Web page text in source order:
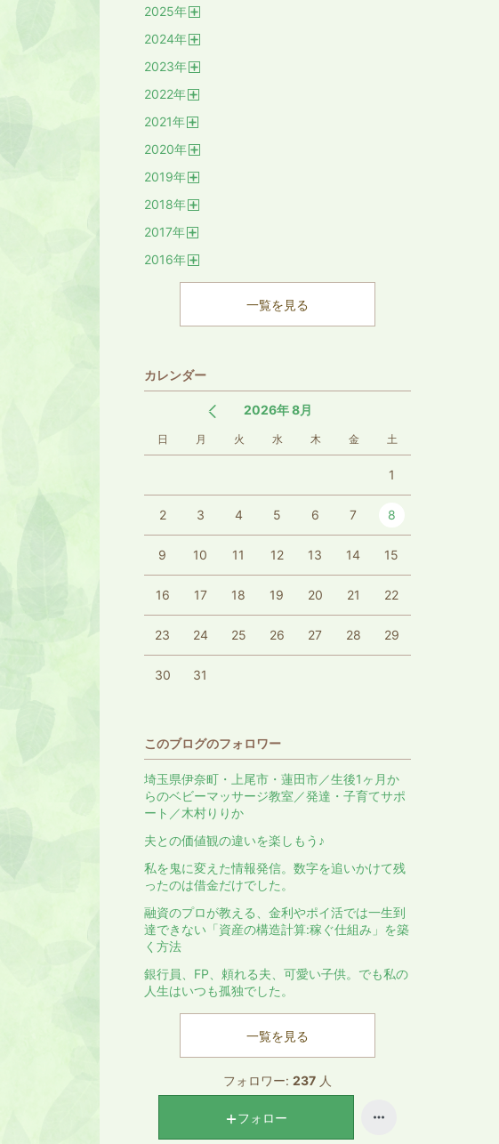
2025年
2024年
2023年
2022年
2021年
2020年
2019年
2018年
2017年
2016年
一覧を見る
カレンダー
2026年 8月
日 月 火 水 木 金 土
1
2 3 4 5 6 7 8
9 10 11 12 13 14 15
16 17 18 19 20 21 22
23 24 25 26 27 28 29
30 31
このブログのフォロワー
埼玉県伊奈町・上尾市・蓮田市／生後1ヶ月か
らのベビーマッサージ教室／発達・子育てサポ
ート／木村りりか
夫との価値観の違いを楽しもう♪
私を鬼に変えた情報発信。数字を追いかけて残
ったのは借金だけでした。
融資のプロが教える、金利やポイ活では一生到
達できない「資産の構造計算:稼ぐ仕組み」を築
く方法
銀行員、FP、頼れる夫、可愛い子供。でも私の
人生はいつも孤独でした。
一覧を見る
フォロワー: 237 人
フォロー